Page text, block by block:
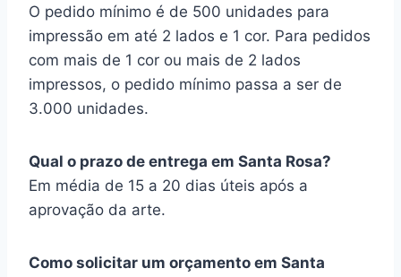
O pedido mínimo é de 500 unidades para
impressão em até 2 lados e 1 cor. Para pedidos
com mais de 1 cor ou mais de 2 lados
impressos, o pedido mínimo passa a ser de
3.000 unidades.
Qual o prazo de entrega em Santa Rosa?
Em média de 15 a 20 dias úteis após a
aprovação da arte.
Como solicitar um orçamento em Santa